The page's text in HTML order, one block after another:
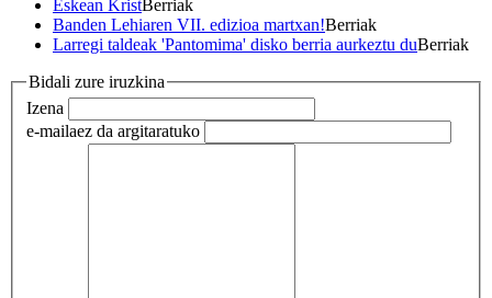
Eskean KristBerriak
Banden Lehiaren VII. edizioa martxan!Berriak
Larregi taldeak 'Pantomima' disko berria aurkeztu duBerriak
Bidali zure iruzkina
Izena
e-mailaez da argitaratuko